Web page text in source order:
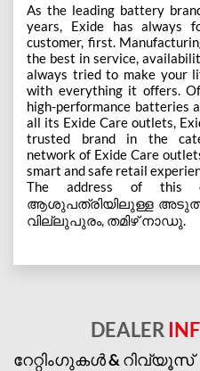
As the leading battery
years, Exide has always
customer, first.
the best in service,
always tried to make your
with everything it offers.
high-performance batteries
all its Exide Care outlets,
trusted brand in the
network of Exide Care
smart and safe retail
The address of
ആശുപത്രിയിലുള്ള
വില്ലുപുരം, തമിഴ് നാഡു.
DEALER
റേറ്റിംഗുകൾ & റിവ്യൂസ്